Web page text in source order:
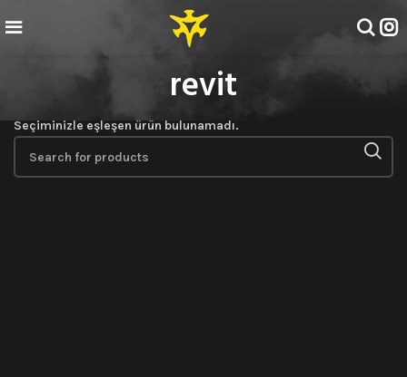
revit
Seçiminizle eşleşen ürün bulunamadı.